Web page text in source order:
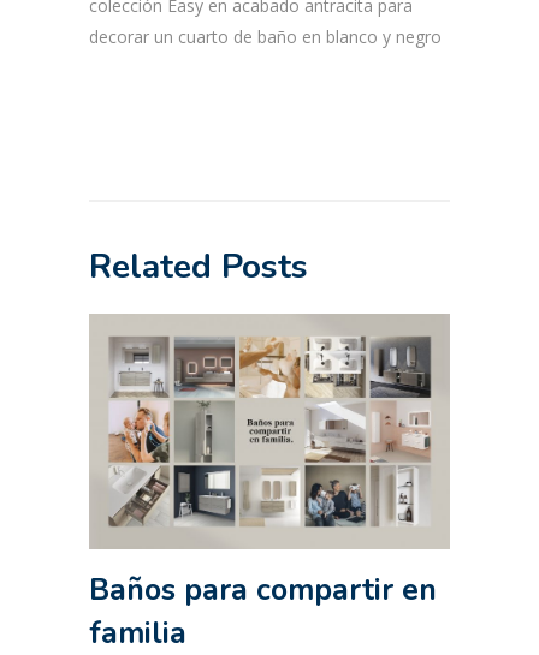
Related Posts
Baños para compartir en
familia